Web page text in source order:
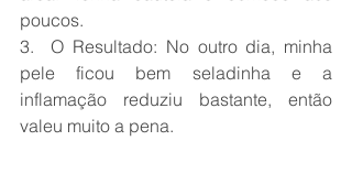
poucos.
3.  O Resultado: No outro dia, minha
pele ficou bem seladinha e a
inflamação reduziu bastante, então
valeu muito a pena.